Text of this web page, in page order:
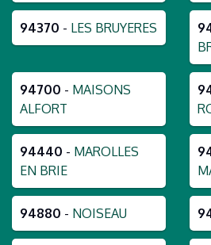
94370 - LES BRUYERES
94700 - MAISONS
ALFORT
94440 - MAROLLES
EN BRIE
94880 - NOISEAU